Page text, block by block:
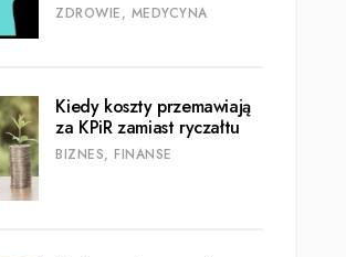
ZDROWIE, MEDYCYNA
Kiedy koszty przemawiają
za KPiR zamiast ryczałtu
BIZNES, FINANSE